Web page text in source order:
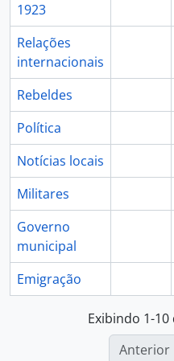
1923
Relações
internacionais
Rebeldes
Política
Notícias locais
Militares
Governo
municipal
Emigração
Exibindo 1-
Anterior